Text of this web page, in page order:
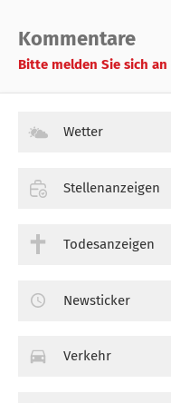
Kommentare
Bitte melden Sie sich an
Wetter
Stellenanzeigen
Todesanzeigen
Newsticker
Verkehr